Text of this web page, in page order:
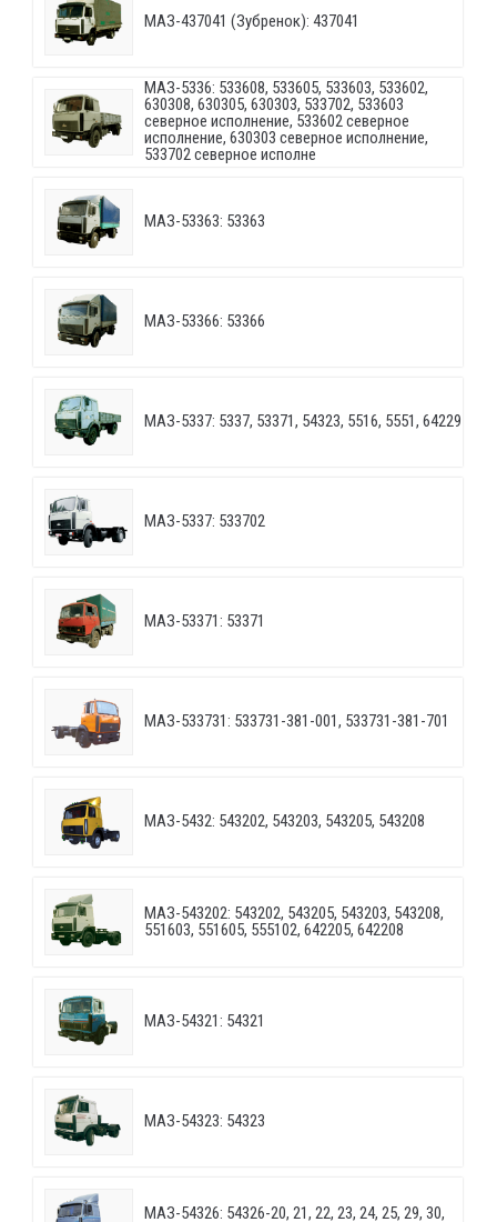
МАЗ-437041 (Зубренок): 437041
МАЗ-5336: 533608, 533605, 533603, 533602,
630308, 630305, 630303, 533702, 533603
северное исполнение, 533602 северное
исполнение, 630303 северное исполнение,
533702 северное исполне
МАЗ-53363: 53363
МАЗ-53366: 53366
МАЗ-5337: 5337, 53371, 54323, 5516, 5551, 64229
МАЗ-5337: 533702
МАЗ-53371: 53371
МАЗ-533731: 533731-381-001, 533731-381-701
МАЗ-5432: 543202, 543203, 543205, 543208
МАЗ-543202: 543202, 543205, 543203, 543208,
551603, 551605, 555102, 642205, 642208
МАЗ-54321: 54321
МАЗ-54323: 54323
МАЗ-54326: 54326-20, 21, 22, 23, 24, 25, 29, 30,